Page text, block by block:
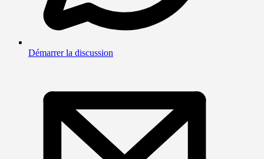
Démarrer la discussion